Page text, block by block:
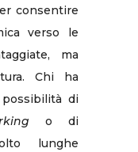
consentire
verso le
ma
Chi ha
di
o di
lunghe